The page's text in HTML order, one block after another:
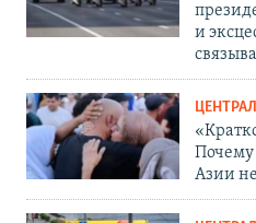
и
Почему
Азии